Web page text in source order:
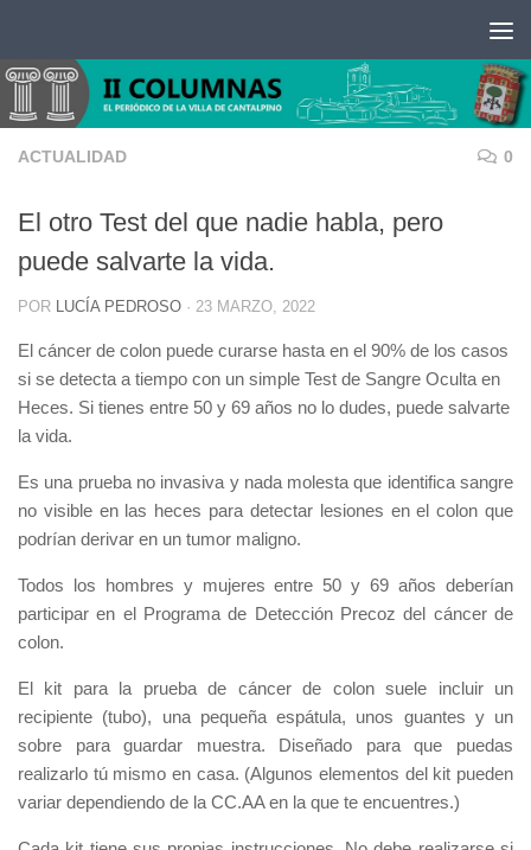
ACTUALIDAD 0
El otro Test del que nadie habla, pero
puede salvarte la vida.
POR LUCÍA PEDROSO · 23 MARZO, 2022
El cáncer de colon puede curarse hasta en el 90% de los casos
si se detecta a tiempo con un simple Test de Sangre Oculta en
Heces. Si tienes entre 50 y 69 años no lo dudes, puede salvarte
la vida.
Es una prueba no invasiva y nada molesta que identifica sangre
no visible en las heces para detectar lesiones en el colon que
podrían derivar en un tumor maligno.
Todos los hombres y mujeres entre 50 y 69 años deberían
participar en el Programa de Detección Precoz del cáncer de
colon.
El kit para la prueba de cáncer de colon suele incluir un
recipiente (tubo), una pequeña espátula, unos guantes y un
sobre para guardar muestra. Diseñado para que puedas
realizarlo tú mismo en casa. (Algunos elementos del kit pueden
variar dependiendo de la CC.AA en la que te encuentres.)